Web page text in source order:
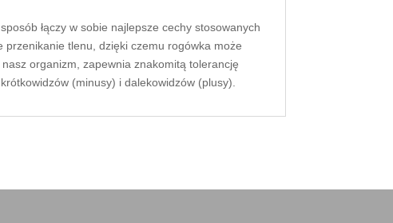
łączy w sobie najlepsze cechy stosowanych
przenikanie tlenu, dzięki czemu rogówka może
organizm, zapewnia znakomitą tolerancję
(minusy) i dalekowidzów (plusy).